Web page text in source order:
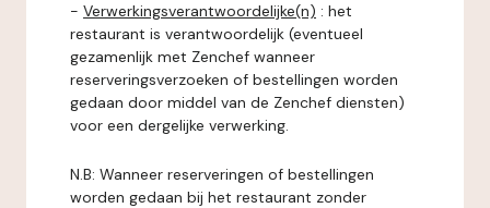
- Verwerkingsverantwoordelijke(n) : het
restaurant is verantwoordelijk (eventueel
gezamenlijk met Zenchef wanneer
reserveringsverzoeken of bestellingen worden
gedaan door middel van de Zenchef diensten)
voor een dergelijke verwerking.
N.B: Wanneer reserveringen of bestellingen
worden gedaan bij het restaurant zonder